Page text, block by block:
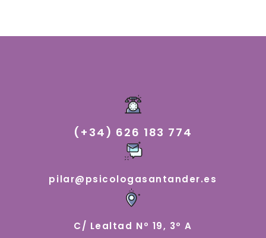
(+34) 626 183 774
pilar@psicologasantander.es
C/ Lealtad Nº 19, 3º A